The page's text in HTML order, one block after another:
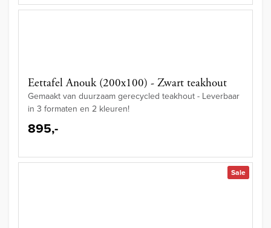
Eettafel Anouk (200x100) - Zwart teakhout
Gemaakt van duurzaam gerecycled teakhout - Leverbaar
in 3 formaten en 2 kleuren!
895,-
Sale